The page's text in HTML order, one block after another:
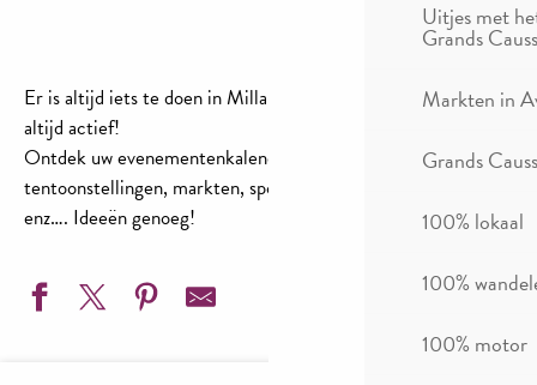
Uitjes met
Grands
Markten in
Grands
100% lokaal
100%
100% motor
Ajouter aux
Er is altijd iets te doen in Millau, uw evenementenkalender is
altijd actief!
Ontdek uw evenementenkalender, concerten,
tentoonstellingen, markten, sportwedstrijden, bezoeken,
enz…. Ideeën genoeg!